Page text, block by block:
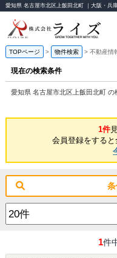
愛知県 名古屋市北区上飯田北町 ｜大阪・兵
TOPページ 物件検索 不動産情
現在の検索条件
愛知県 名古屋市北区上飯田北町 の
1件
会員登録をすると
1件